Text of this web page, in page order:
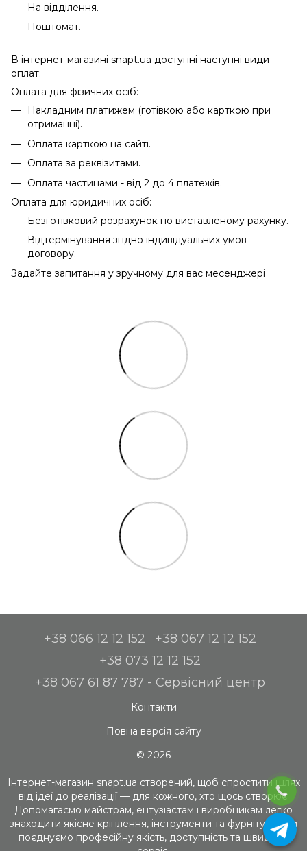
На відділення.
Поштомат.
В інтернет-магазині snapt.ua доступні наступні види
оплат:
Оплата для фізичних осіб:
Накладним платижем (готівкою або карткою при
отриманні).
Оплата карткою на сайті.
Оплата за реквізитами.
Оплата частинами - від 2 до 4 платежів.
Оплата для юридичних осіб:
Безготівковий розрахунок по виставленому рахунку.
Відтермінування згідно індивідуальних умов
договору.
Задайте запитання у зручному для вас месенджері
+38 066 12 12 152
+38 067 12 12 152
+38 073 12 12 152
+38 067 61 87 787 - Сервісний центр
Контакти
Повна версія сайту
© 2026
Інтернет-магазин snapt.ua створений, щоб спростити шлях
від ідеї до реалізації — для кожного, хто щось створює.
Допомагаємо майстрам, ентузіастам і виробникам легко
знаходити якісне кріплення, інструменти та фурнітуру. Ми
поєднуємо професійну якість, доступність та швидкий